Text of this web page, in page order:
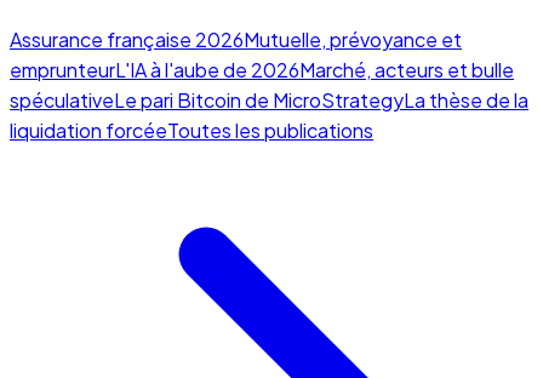
Assurance française 2026Mutuelle, prévoyance et
emprunteurL'IA à l'aube de 2026Marché, acteurs et bulle
spéculativeLe pari Bitcoin de MicroStrategyLa thèse de la
liquidation forcéeToutes les publications